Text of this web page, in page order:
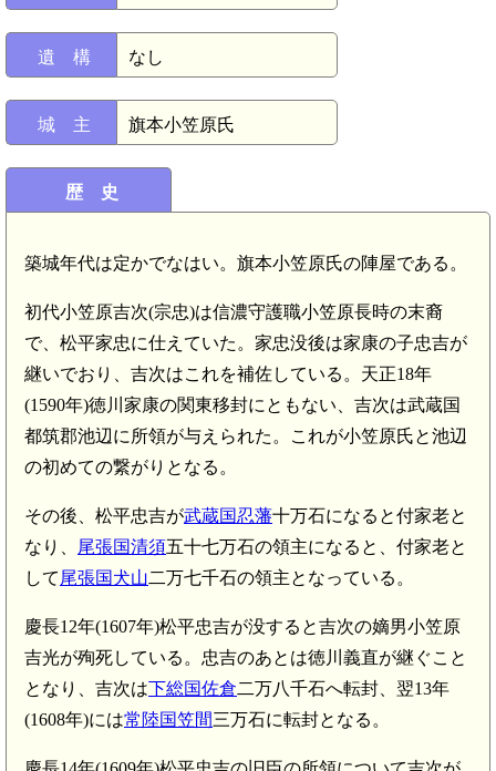
遺 構 なし
城 主 旗本小笠原氏
歴 史
築城年代は定かでなはい。旗本小笠原氏の陣屋である。
初代小笠原吉次(宗忠)は信濃守護職小笠原長時の末裔
で、松平家忠に仕えていた。家忠没後は家康の子忠吉が
継いでおり、吉次はこれを補佐している。天正18年
(1590年)徳川家康の関東移封にともない、吉次は武蔵国
都筑郡池辺に所領が与えられた。これが小笠原氏と池辺
の初めての繋がりとなる。
その後、松平忠吉が武蔵国忍藩十万石になると付家老と
なり、
尾張国清須五十七万石の領主になると、付家老と
して 尾張国犬山二万七千石の領主となっている。
慶長12年(1607年)松平忠吉が没すると吉次の嫡男小笠原
吉光が殉死している。忠吉のあとは徳川義直が継ぐこと
となり、吉次は下総国佐倉二万八千石へ転封、翌13年
(1608年)には常陸国笠間三万石に転封となる。